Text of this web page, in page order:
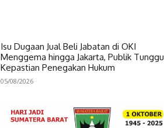
Isu Dugaan Jual Beli Jabatan di OKI
Menggema hingga Jakarta, Publik Tunggu
Kepastian Penegakan Hukum
05/08/2026